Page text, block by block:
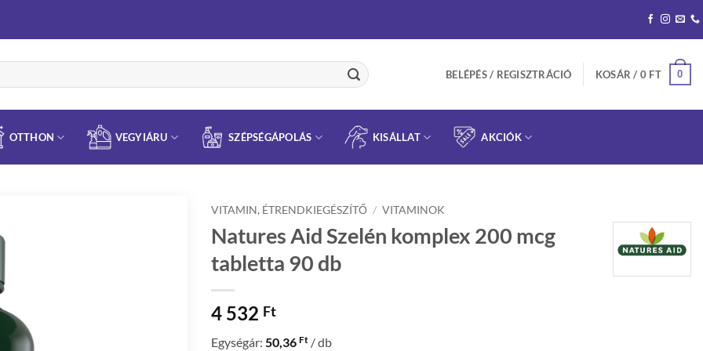
BELÉPÉS / REGISZTRÁCIÓ KOSÁR / 0 FT 0
OTTHON VEGYIÁRU SZÉPSÉGÁPOLÁS KISÁLLAT AKCIÓK
VITAMIN, ÉTRENDKIEGÉSZÍTŐ / VITAMINOK
Natures Aid Szelén komplex 200 mcg
tabletta 90 db
4 532 Ft
Egységár: 50,36 Ft / db